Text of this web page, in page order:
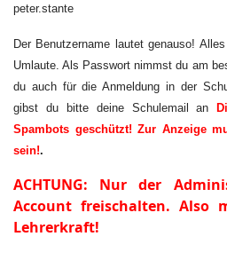
peter.stante
Der Benutzername lautet genauso!
Umlaute. Als Passwort nimmst du am
du auch für die Anmeldung in der
gibst du bitte deine Schulemail an
Spambots geschützt! Zur Anzeige
sein!.
ACHTUNG: Nur der
Account freischalten. Also
Lehrerkraft!